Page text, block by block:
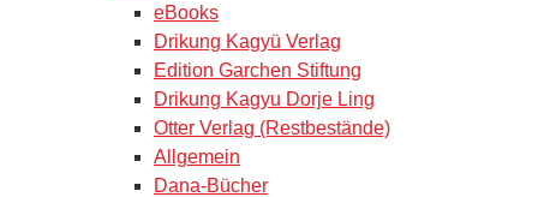
eBooks
Drikung Kagyü Verlag
Edition Garchen Stiftung
Drikung Kagyu Dorje Ling
Otter Verlag (Restbestände)
Allgemein
Dana-Bücher